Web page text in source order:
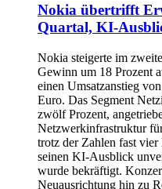
Nokia übertrifft
Quartal, KI-
Nokia steigerte im
Gewinn um 18 Prozent
einen Umsatzanstieg
Euro. Das Segment
zwölf Prozent,
Netzwerkinfrastruktur
trotz der Zahlen fast
seinen KI-Ausblick
wurde bekräftigt.
Neuausrichtung hin zu